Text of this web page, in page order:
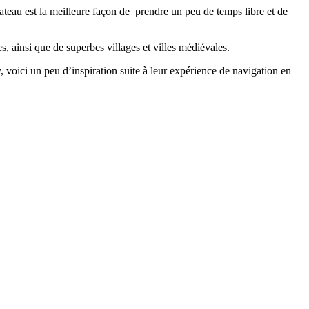
est la meilleure façon de prendre un peu de temps libre et de
ainsi que de superbes villages et villes médiévales.
un peu d’inspiration suite à leur expérience de navigation en